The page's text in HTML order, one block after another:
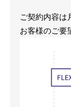
ご契約内容は
お客様のご要